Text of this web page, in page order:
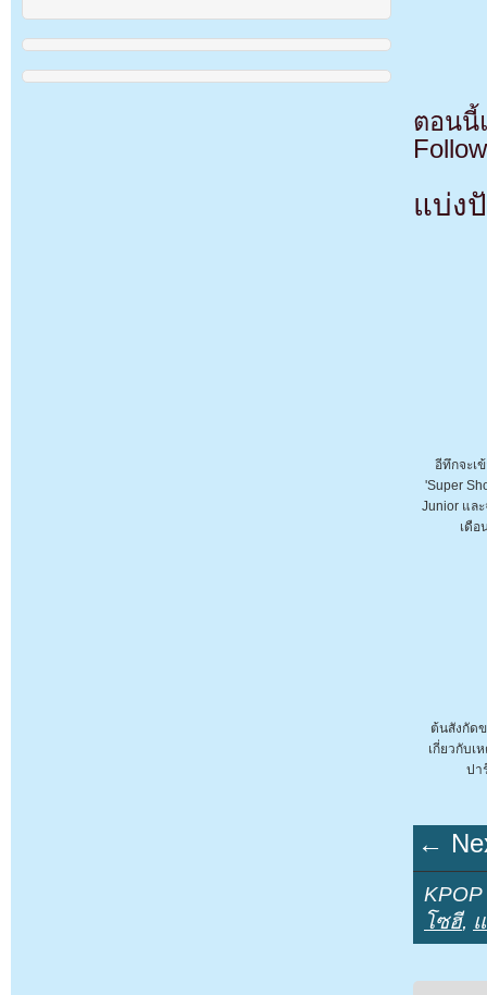
ตอนนี้
แบ่ง
อีทึกจะเ
'Super
Junior แล
เดือ
ต้นสังกัด
เกี่ยวกับเ
ปา
←
โซฮี,